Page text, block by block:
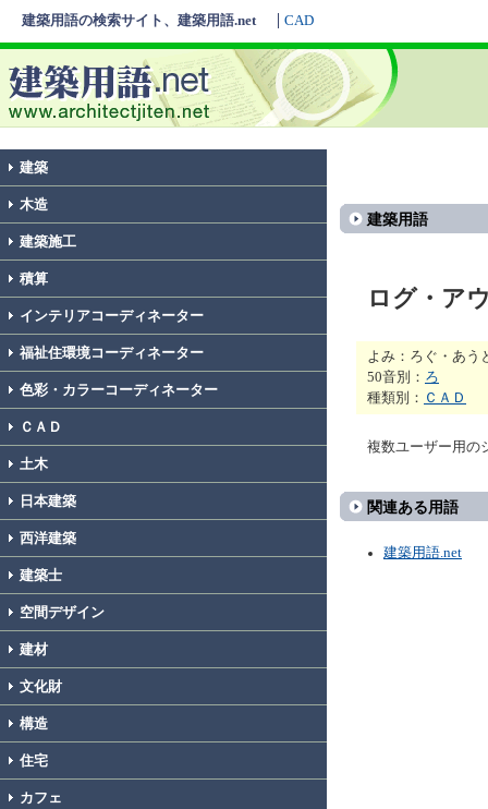
建築用語の検索サイト、建築用語.net CAD
建築
木造
建築施工
積算
インテリアコーディネーター
福祉住環境コーディネーター
色彩・カラーコーディネーター
ＣＡＤ
土木
日本建築
西洋建築
建築士
空間デザイン
建材
文化財
構造
住宅
カフェ
建築用語
ログ・ア
よみ：ろぐ・あう
50音別： ろ
種類別： ＣＡＤ
複数ユーザー用の
関連ある用語
建築用語.net